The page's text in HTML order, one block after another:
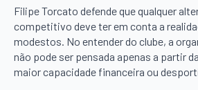
Filipe Torcato defende que qualquer
competitivo deve ter em conta a
modestos. No entender do clube, a
não pode ser pensada apenas a partir
maior capacidade financeira ou